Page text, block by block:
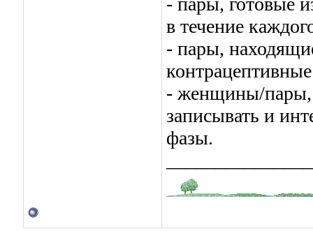
в течение
- пары,
- женщины/пары,
записывать и
фазы.